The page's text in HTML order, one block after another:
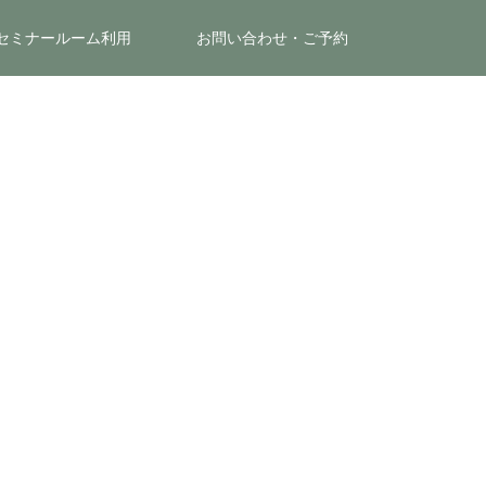
ミナールーム利用 お問い合わせ・ご予約